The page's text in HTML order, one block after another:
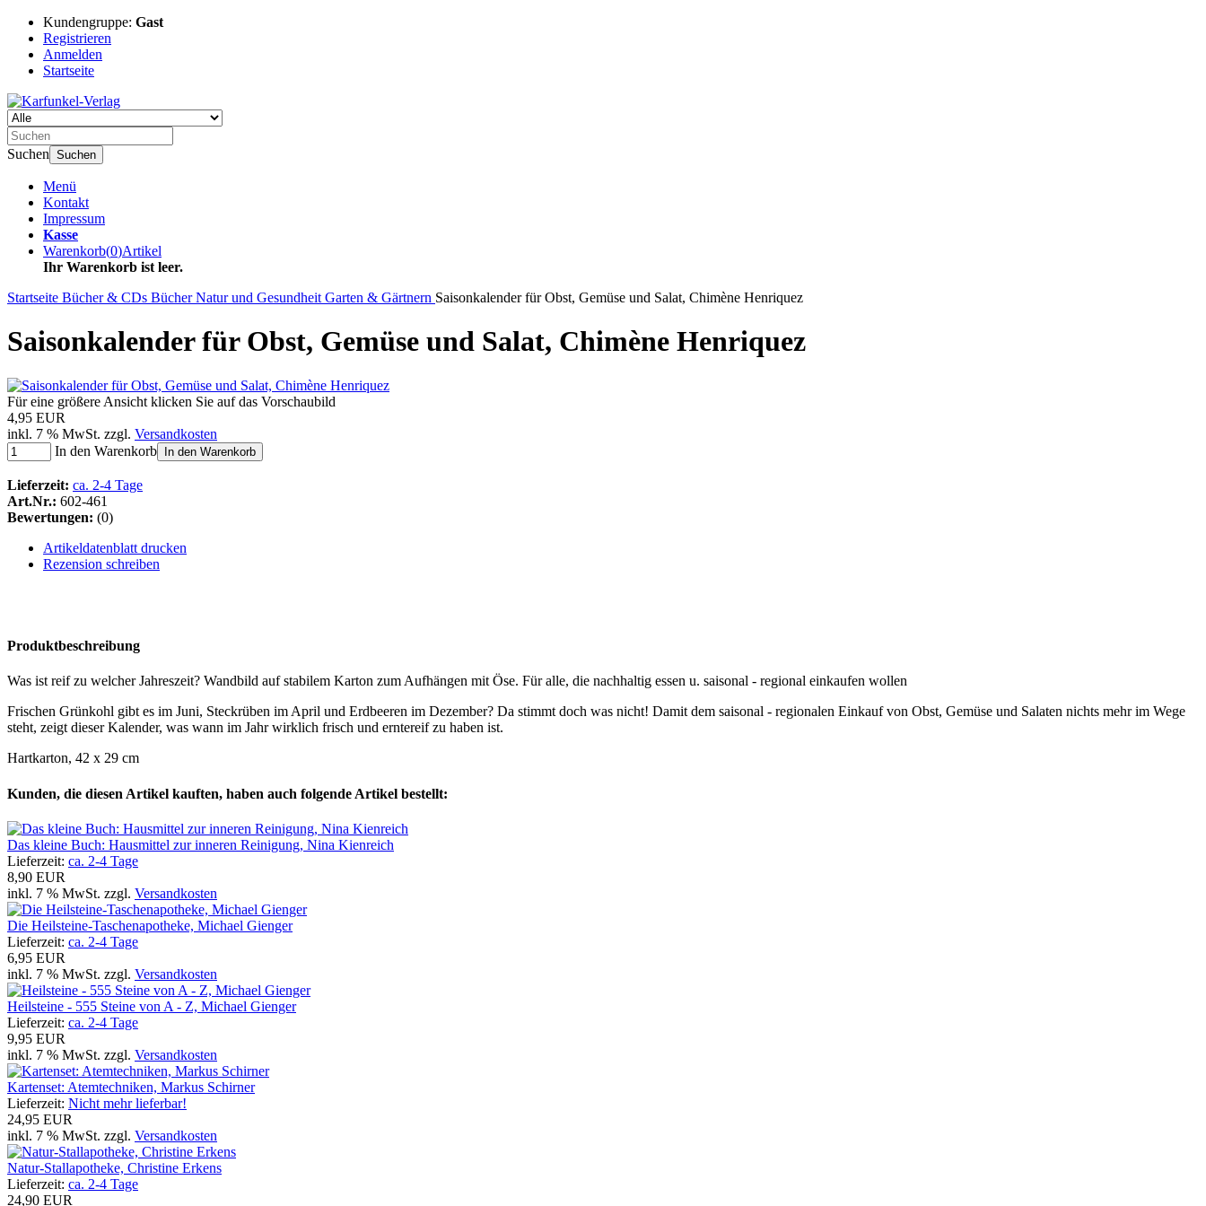
Kundengruppe: Gast
Registrieren
Anmelden
Startseite
Suchen Suchen
Menü
Kontakt
Impressum
Kasse
Warenkorb(0)Artikel
Ihr Warenkorb ist leer.
Startseite Bücher & CDs Bücher Natur und Gesundheit Garten & Gärtnern Saisonkalender für Obst, Gemüse und Salat, Chimène Henriquez
Saisonkalender für Obst, Gemüse und Salat, Chimène Henriquez
Für eine größere Ansicht klicken Sie auf das Vorschaubild
4,95 EUR
inkl. 7 % MwSt. zzgl. Versandkosten
In den Warenkorb
In den Warenkorb
Lieferzeit: ca. 2-4 Tage
Art.Nr.: 602-461
Bewertungen: (0)
Artikeldatenblatt drucken
Rezension schreiben
Produktbeschreibung
Was ist reif zu welcher Jahreszeit? Wandbild auf stabilem Karton zum Aufhängen mit Öse. Für alle, die nachhaltig essen u. saisonal - regional einkaufen wollen
Frischen Grünkohl gibt es im Juni, Steckrüben im April und Erdbeeren im Dezember? Da stimmt doch was nicht! Damit dem saisonal - regionalen Einkauf von Obst, Gemüse und Salaten nichts mehr im Wege
steht, zeigt dieser Kalender, was wann im Jahr wirklich frisch und erntereif zu haben ist.
Hartkarton, 42 x 29 cm
Kunden, die diesen Artikel kauften, haben auch folgende Artikel bestellt:
Das kleine Buch: Hausmittel zur inneren Reinigung, Nina Kienreich
Lieferzeit: ca. 2-4 Tage
8,90 EUR
inkl. 7 % MwSt. zzgl. Versandkosten
Die Heilsteine-Taschenapotheke, Michael Gienger
Lieferzeit: ca. 2-4 Tage
6,95 EUR
inkl. 7 % MwSt. zzgl. Versandkosten
Heilsteine - 555 Steine von A - Z, Michael Gienger
Lieferzeit: ca. 2-4 Tage
9,95 EUR
inkl. 7 % MwSt. zzgl. Versandkosten
Kartenset: Atemtechniken, Markus Schirner
Lieferzeit: Nicht mehr lieferbar!
24,95 EUR
inkl. 7 % MwSt. zzgl. Versandkosten
Natur-Stallapotheke, Christine Erkens
Lieferzeit: ca. 2-4 Tage
24,90 EUR